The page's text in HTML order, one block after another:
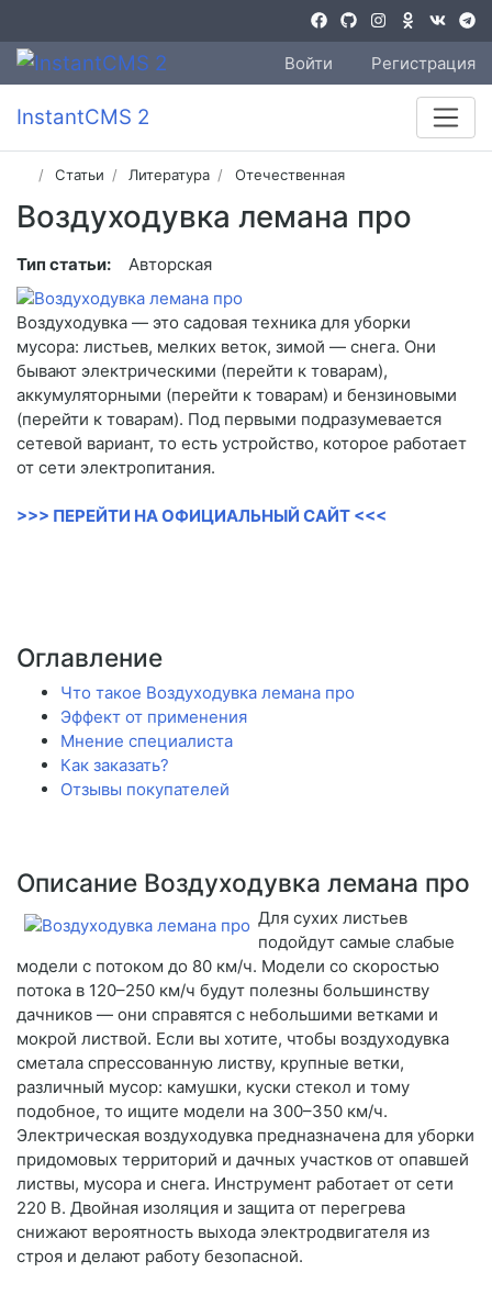
Войти Регистрация
InstantCMS 2
Статьи Литература Отечественная
Воздуходувка лемана про
Тип статьи: Авторская
Воздуходувка — это садовая техника для уборки
мусора: листьев, мелких веток, зимой — снега. Они
бывают электрическими (перейти к товарам),
аккумуляторными (перейти к товарам) и бензиновыми
(перейти к товарам). Под первыми подразумевается
сетевой вариант, то есть устройство, которое работает
от сети электропитания.
>>> ПЕРЕЙТИ НА ОФИЦИАЛЬНЫЙ САЙТ <<<
Оглавление
Что такое Воздуходувка лемана про
Эффект от применения
Мнение специалиста
Как заказать?
Отзывы покупателей
Описание Воздуходувка лемана про
Для сухих листьев
подойдут самые слабые
модели с потоком до 80 км/ч. Модели со скоростью
потока в 120–250 км/ч будут полезны большинству
дачников — они справятся с небольшими ветками и
мокрой листвой. Если вы хотите, чтобы воздуходувка
сметала спрессованную листву, крупные ветки,
различный мусор: камушки, куски стекол и тому
подобное, то ищите модели на 300–350 км/ч.
Электрическая воздуходувка предназначена для уборки
придомовых территорий и дачных участков от опавшей
листвы, мусора и снега. Инструмент работает от сети
220 В. Двойная изоляция и защита от перегрева
снижают вероятность выхода электродвигателя из
строя и делают работу безопасной.